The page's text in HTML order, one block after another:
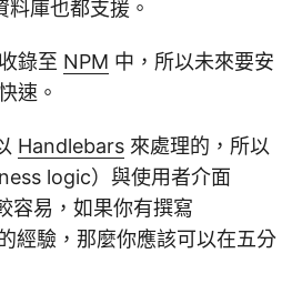
庫也都支援。
錄至 NPM 中，所以未來要安
速。
Handlebars 來處理的，所以
logic）與使用者介面
容易，如果你有撰寫
經驗，那麼你應該可以在五分